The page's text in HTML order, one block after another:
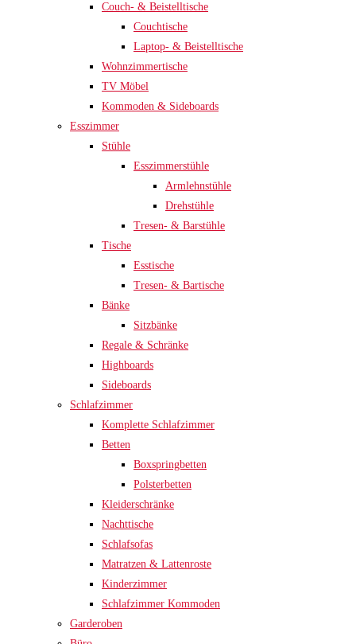
Couch- & Beistelltische
Couchtische
Laptop- & Beistelltische
Wohnzimmertische
TV Möbel
Kommoden & Sideboards
Esszimmer
Stühle
Esszimmerstühle
Armlehnstühle
Drehstühle
Tresen- & Barstühle
Tische
Esstische
Tresen- & Bartische
Bänke
Sitzbänke
Regale & Schränke
Highboards
Sideboards
Schlafzimmer
Komplette Schlafzimmer
Betten
Boxspringbetten
Polsterbetten
Kleiderschränke
Nachttische
Schlafsofas
Matratzen & Lattenroste
Kinderzimmer
Schlafzimmer Kommoden
Garderoben